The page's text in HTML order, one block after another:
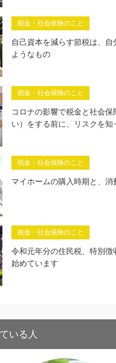
税金・社会保険のこと
自己資本を減らす節税は、自
ようなもの
税金・社会保険のこと
コロナの影響で税金と社会
い）をする前に、リスクを
税金・社会保険のこと
マイホームの購入時期と、消
税金・社会保険のこと
令和元年分の住民税、特別徴
始めています
いる人